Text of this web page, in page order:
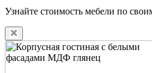
Узнайте стоимость мебели по